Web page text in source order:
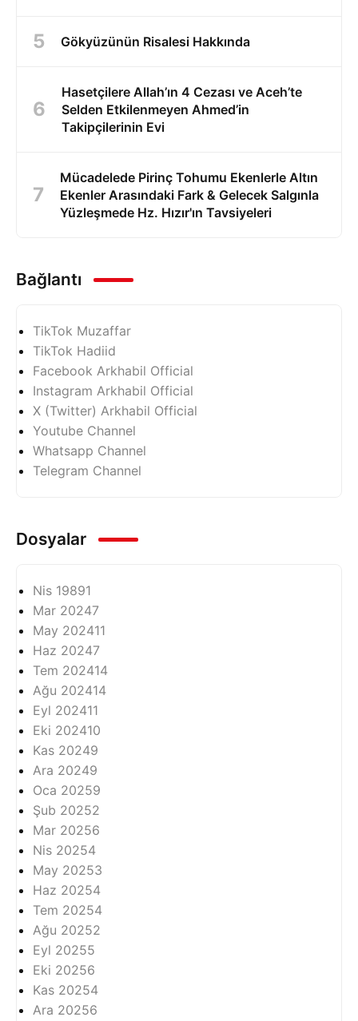
Gökyüzünün Risalesi Hakkında
Hasetçilere Allah’ın 4 Cezası ve Aceh’te
Selden Etkilenmeyen Ahmed’in
Takipçilerinin Evi
Mücadelede Pirinç Tohumu Ekenlerle Altın
Ekenler Arasındaki Fark & Gelecek Salgınla
Yüzleşmede Hz. Hızır'ın Tavsiyeleri
Bağlantı
TikTok Muzaffar
TikTok Hadiid
Facebook Arkhabil Official
Instagram Arkhabil Official
X (Twitter) Arkhabil Official
Youtube Channel
Whatsapp Channel
Telegram Channel
Dosyalar
Nis 19891
Mar 20247
May 202411
Haz 20247
Tem 202414
Ağu 202414
Eyl 202411
Eki 202410
Kas 20249
Ara 20249
Oca 20259
Şub 20252
Mar 20256
Nis 20254
May 20253
Haz 20254
Tem 20254
Ağu 20252
Eyl 20255
Eki 20256
Kas 20254
Ara 20256